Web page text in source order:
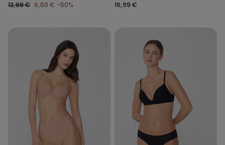
12,99 € 6,50 € -50%
16,99 €